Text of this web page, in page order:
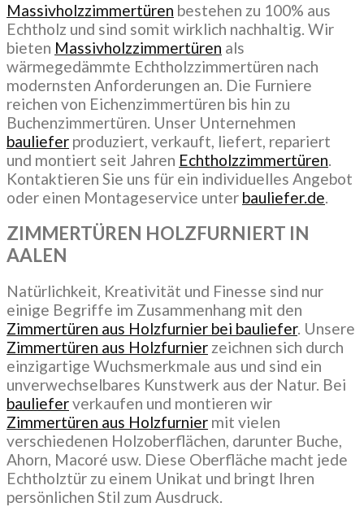
Massivholzzimmertüren bestehen zu 100% aus
Echtholz und sind somit wirklich nachhaltig. Wir
bieten Massivholzzimmertüren als
wärmegedämmte Echtholzzimmertüren nach
modernsten Anforderungen an. Die Furniere
reichen von Eichenzimmertüren bis hin zu
Buchenzimmertüren. Unser Unternehmen
bauliefer produziert, verkauft, liefert, repariert
und montiert seit Jahren Echtholzzimmertüren.
Kontaktieren Sie uns für ein individuelles Angebot
oder einen Montageservice unter bauliefer.de.
ZIMMERTÜREN HOLZFURNIERT IN
AALEN
Natürlichkeit, Kreativität und Finesse sind nur
einige Begriffe im Zusammenhang mit den
Zimmertüren aus Holzfurnier bei bauliefer. Unsere
Zimmertüren aus Holzfurnier zeichnen sich durch
einzigartige Wuchsmerkmale aus und sind ein
unverwechselbares Kunstwerk aus der Natur. Bei
baulieferverkaufen und montieren wir
Zimmertüren aus Holzfurnier mit vielen
verschiedenen Holzoberflächen, darunter Buche,
Ahorn, Macoré usw. Diese Oberfläche macht jede
Echtholztür zu einem Unikat und bringt Ihren
persönlichen Stil zum Ausdruck.